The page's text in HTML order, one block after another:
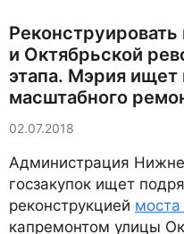
и Октябрьской
этапа. Мэрия ищет
масштабного
02.07.2018
Администрация
госзакупок ищет
реконструкцией моста
капремонтом улицы